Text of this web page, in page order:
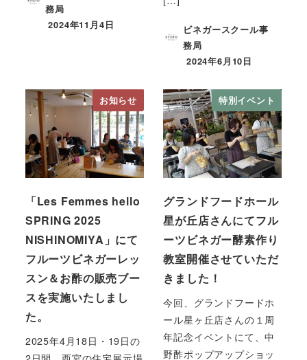
務局
2024年11月4日
ビネガースクール事
務局
2024年6月10日
お知らせ
「Les Femmes hello
SPRING 2025
NISHINOMIYA」にて
フルーツビネガーレッ
スン＆お酢の販売ブー
スを実施いたしまし
た。
2025年4月18日・19日の
特別イベント
グランドフードホール
星が丘店さんにてフル
ーツビネガー酵素作り
教室開催させていただ
きました！
今回、グランドフードホ
ール星ヶ丘店さんの１周
年記念イベントにて、中
野酢ポップアップショッ